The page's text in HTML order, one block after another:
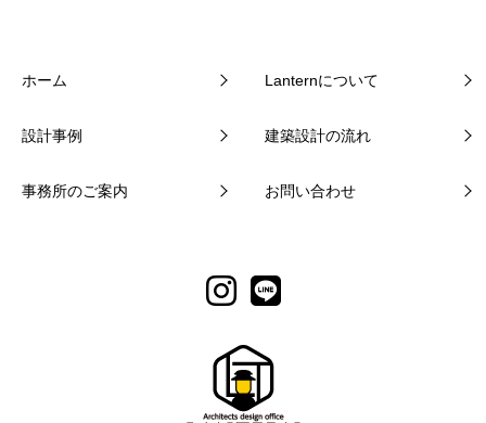
ホーム Lanternについて
設計事例 建築設計の流れ
事務所のご案内 お問い合わせ